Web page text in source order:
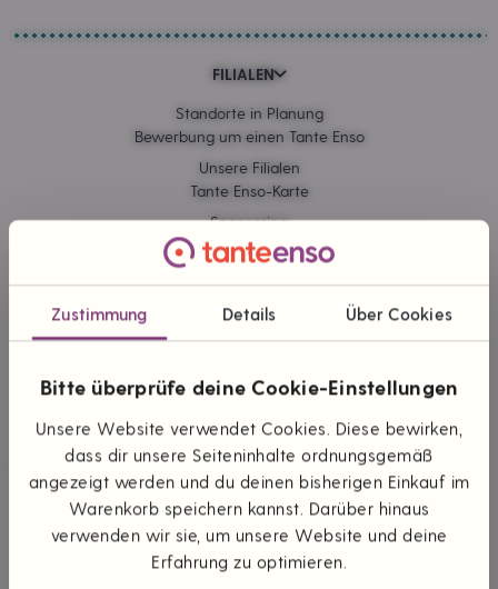
Zustimmung Details Über Cookies
Bitte überprüfe deine Cookie-Einstellungen
Unsere Website verwendet Cookies. Diese bewirken,
dass dir unsere Seiteninhalte ordnungsgemäß
angezeigt werden und du deinen bisherigen Einkauf im
Warenkorb speichern kannst. Darüber hinaus
verwenden wir sie, um unsere Website und deine
Erfahrung zu optimieren.
FILIALEN
Standorte in Planung
Bewerbung um einen Tante Enso
Unsere Filialen
Tante Enso-Karte
Sponsoring
Kommissionskauf
ONLINE EINKAUFEN
Zahlungsarten
Themen & Marken
UNTERNEHMEN
Die Idee
Unsere Werte